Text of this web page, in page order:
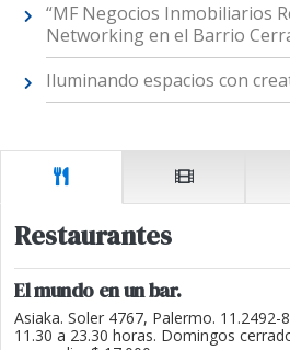
“MF Negocios Inmobiliarios
Networking en el Barrio
Iluminando espacios con
Restaurantes
El mundo en un bar.
Asiaka. Soler 4767, Palermo. 11.2492-
11.30 a 23.30 horas. Domingos